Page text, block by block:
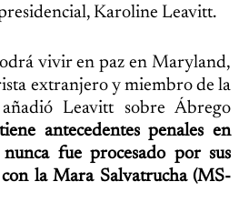
Karoline Leavitt.
vivir en paz en Maryland,
extranjero y miembro de la
Leavitt sobre Ábrego
antecedentes penales en
fue procesado por sus
con la Mara Salvatrucha (MS-